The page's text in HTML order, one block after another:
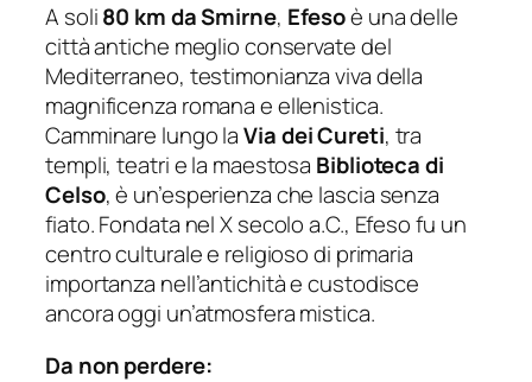
A soli80 km da Smirne, Efesoè una delle
città antiche meglio conservate del
Mediterraneo, testimonianza viva della
magnificenza romana e ellenistica.
Camminare lungo laVia dei Cureti, tra
templi, teatri e la maestosa Biblioteca di
Celso, è un’esperienza che lascia senza
fiato. Fondata nel X secolo a.C., Efeso fu un
centro culturale e religioso di primaria
importanza nell’antichità e custodisce
ancora oggi un’atmosfera mistica.
Da non perdere: